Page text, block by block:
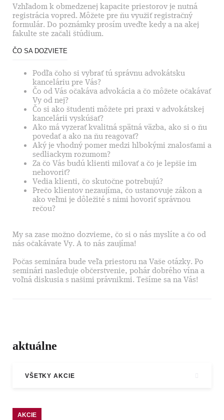
Vzhľadom k obmedzenej kapacite priestorov je nutná
registrácia vopred. Môžete pre ňu využiť registračný
formulár. Do poznámky prosím uveďte kedy a na akej
fakulte ste začali štúdium.
ČO SA DOZVIETE
Podľa čoho si vybrať tú správnu advokátsku
kanceláriu pre Vás?
Čo od Vás očakáva advokácia a čo môžete očakávať
Vy od nej?
Čo si ako študenti môžete pri praxi v advokátskej
kancelárii vyskúšať?
Ako má vyzerať kvalitná spätná väzba, ako si o ňu
povedať a ako na ňu reagovať?
Aký je vhodný pomer medzi hlbokými znalosťami a
sedliackym rozumom?
Za čo Vás budú klienti milovať a čo je lepšie im
nehovoriť?
Vedia klienti, čo skutočne potrebujú?
Prečo klientov nezaujíma, čo ustanovuje zákon a
ako veľmi je dôležité s nimi hovoriť správnou
rečou?
My sa zase možno dozvieme, čo si o nás myslíte a čo od
nás očakávate Vy. A to nás zaujíma!
Počas seminára bude veľa priestoru na Vaše otázky. Po
seminári nasleduje občerstvenie, pohár dobrého vína a
voľná diskusia s našimi právnikmi. Tešíme sa na Vás!
aktuálne
VŠETKY AKCIE
AKCIE